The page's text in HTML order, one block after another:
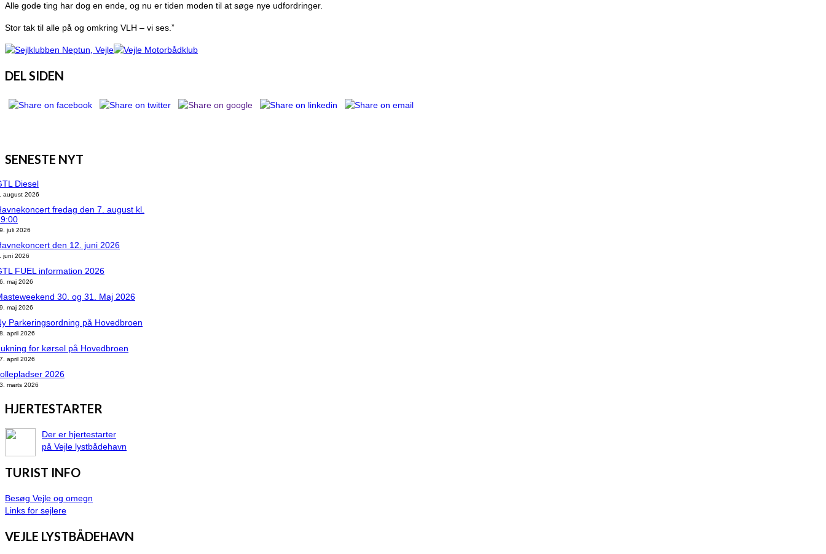
Alle gode ting har dog en ende, og nu er tiden moden til at søge nye udfordringer.
Stor tak til alle på og omkring VLH – vi ses.”
DEL SIDEN
SENESTE NYT
Diesel
august 2026
fredag den 7. august kl.
juli 2026
den 12. juni 2026
juni 2026
FUEL information 2026
maj 2026
30. og 31. Maj 2026
maj 2026
Parkeringsordning på Hovedbroen
april 2026
for kørsel på Hovedbroen
april 2026
2026
marts 2026
HJERTESTARTER
Der er hjertestarter
på Vejle lystbådehavn
TURIST INFO
Besøg Vejle og omegn
Links for sejlere
VEJLE LYSTBÅDEHAVN